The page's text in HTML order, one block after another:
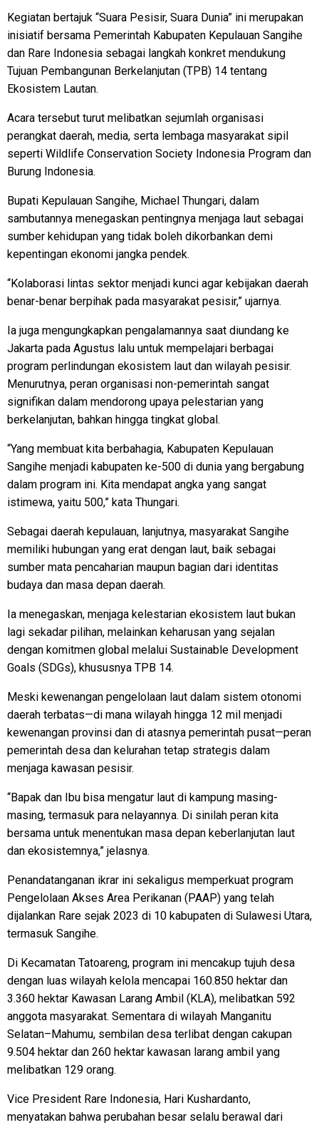
Kegiatan bertajuk “Suara Pesisir, Suara Dunia” ini merupakan
inisiatif bersama Pemerintah Kabupaten Kepulauan Sangihe
dan Rare Indonesia sebagai langkah konkret mendukung
Tujuan Pembangunan Berkelanjutan (TPB) 14 tentang
Ekosistem Lautan.
Acara tersebut turut melibatkan sejumlah organisasi
perangkat daerah, media, serta lembaga masyarakat sipil
seperti Wildlife Conservation Society Indonesia Program dan
Burung Indonesia.
Bupati Kepulauan Sangihe, Michael Thungari, dalam
sambutannya menegaskan pentingnya menjaga laut sebagai
sumber kehidupan yang tidak boleh dikorbankan demi
kepentingan ekonomi jangka pendek.
“Kolaborasi lintas sektor menjadi kunci agar kebijakan daerah
benar-benar berpihak pada masyarakat pesisir,” ujarnya.
Ia juga mengungkapkan pengalamannya saat diundang ke
Jakarta pada Agustus lalu untuk mempelajari berbagai
program perlindungan ekosistem laut dan wilayah pesisir.
Menurutnya, peran organisasi non-pemerintah sangat
signifikan dalam mendorong upaya pelestarian yang
berkelanjutan, bahkan hingga tingkat global.
“Yang membuat kita berbahagia, Kabupaten Kepulauan
Sangihe menjadi kabupaten ke-500 di dunia yang bergabung
dalam program ini. Kita mendapat angka yang sangat
istimewa, yaitu 500,” kata Thungari.
Sebagai daerah kepulauan, lanjutnya, masyarakat Sangihe
memiliki hubungan yang erat dengan laut, baik sebagai
sumber mata pencaharian maupun bagian dari identitas
budaya dan masa depan daerah.
Ia menegaskan, menjaga kelestarian ekosistem laut bukan
lagi sekadar pilihan, melainkan keharusan yang sejalan
dengan komitmen global melalui Sustainable Development
Goals (SDGs), khususnya TPB 14.
Meski kewenangan pengelolaan laut dalam sistem otonomi
daerah terbatas—di mana wilayah hingga 12 mil menjadi
kewenangan provinsi dan di atasnya pemerintah pusat—peran
pemerintah desa dan kelurahan tetap strategis dalam
menjaga kawasan pesisir.
“Bapak dan Ibu bisa mengatur laut di kampung masing-
masing, termasuk para nelayannya. Di sinilah peran kita
bersama untuk menentukan masa depan keberlanjutan laut
dan ekosistemnya,” jelasnya.
Penandatanganan ikrar ini sekaligus memperkuat program
Pengelolaan Akses Area Perikanan (PAAP) yang telah
dijalankan Rare sejak 2023 di 10 kabupaten di Sulawesi Utara,
termasuk Sangihe.
Di Kecamatan Tatoareng, program ini mencakup tujuh desa
dengan luas wilayah kelola mencapai 160.850 hektar dan
3.360 hektar Kawasan Larang Ambil (KLA), melibatkan 592
anggota masyarakat. Sementara di wilayah Manganitu
Selatan–Mahumu, sembilan desa terlibat dengan cakupan
9.504 hektar dan 260 hektar kawasan larang ambil yang
melibatkan 129 orang.
Vice President Rare Indonesia, Hari Kushardanto,
menyatakan bahwa perubahan besar selalu berawal dari